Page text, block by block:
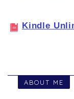
Kindle
ABOUT ME